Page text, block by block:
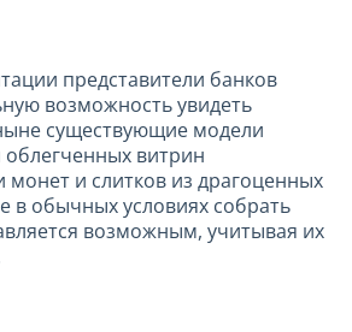
представители банков
возможность увидеть
существующие модели
витрин
монет и слитков из драгоценных
в обычных условиях собрать
возможным, учитывая их